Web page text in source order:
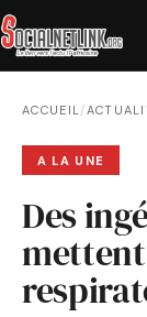
ACCUEIL/
A LA UNE
Des